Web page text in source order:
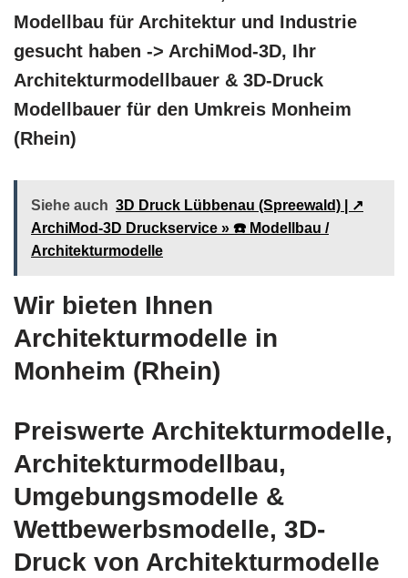
Modellbau für Architektur und Industrie
gesucht haben -> ArchiMod-3D, Ihr
Architekturmodellbauer & 3D-Druck
Modellbauer für den Umkreis Monheim
(Rhein)
Siehe auch 3D Druck Lübbenau (Spreewald) | ↗️
ArchiMod-3D Druckservice » ☎️ Modellbau /
Architekturmodelle
Wir bieten Ihnen
Architekturmodelle in
Monheim (Rhein)
Preiswerte Architekturmodelle,
Architekturmodellbau,
Umgebungsmodelle &
Wettbewerbsmodelle, 3D-
Druck von Architekturmodelle